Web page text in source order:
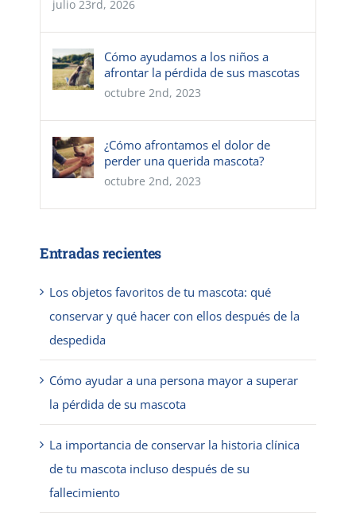
julio 23rd, 2026
Cómo ayudamos a los niños a
afrontar la pérdida de sus mascotas
octubre 2nd, 2023
¿Cómo afrontamos el dolor de
perder una querida mascota?
octubre 2nd, 2023
Entradas recientes
Los objetos favoritos de tu mascota: qué
conservar y qué hacer con ellos después de la
despedida
Cómo ayudar a una persona mayor a superar
la pérdida de su mascota
La importancia de conservar la historia clínica
de tu mascota incluso después de su
fallecimiento